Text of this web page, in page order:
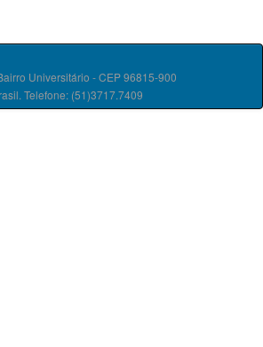
Universitário - CEP 96815-900
Telefone: (51)3717.7409